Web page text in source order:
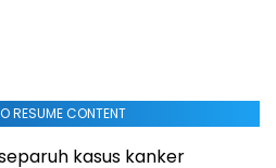
RESUME CONTENT
kasus kanker